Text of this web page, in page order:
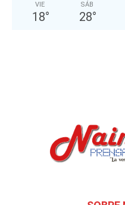
VIE
18°
SÁB
28°